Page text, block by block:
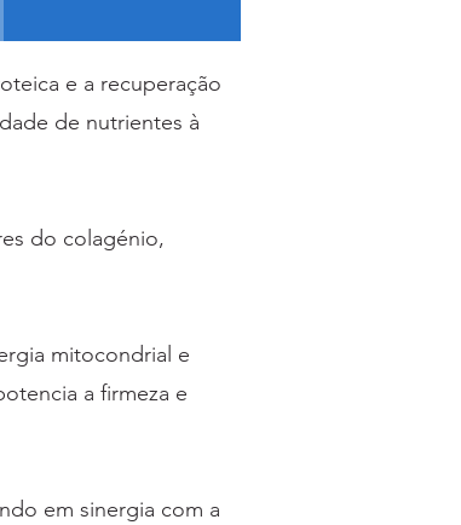
e a recuperação
de nutrientes à
do colagénio,
mitocondrial e
a firmeza e
em sinergia com a